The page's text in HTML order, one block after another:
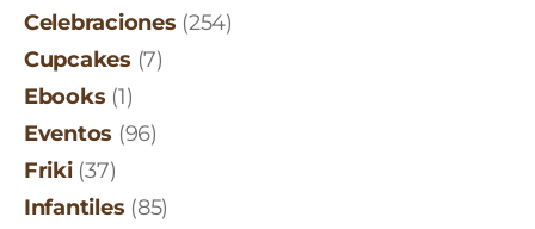
Celebraciones (254)
Cupcakes (7)
Ebooks (1)
Eventos (96)
Friki(37)
Infantiles (85)